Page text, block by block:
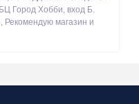
Город Хобби, вход Б.
Рекомендую магазин и